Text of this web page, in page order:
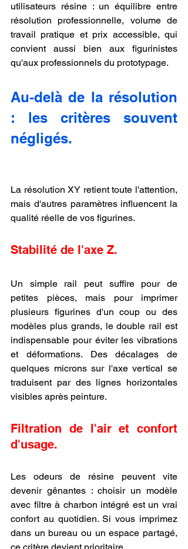
utilisateurs résine : un équilibre entre
résolution professionnelle, volume de
travail pratique et prix accessible, qui
convient aussi bien aux figurinistes
qu'aux professionnels du prototypage.
Au-delà de la résolution
: les critères souvent
négligés.
La résolution XY retient toute l'attention,
mais d'autres paramètres influencent la
qualité réelle de vos figurines.
Stabilité de l'axe Z.
Un simple rail peut suffire pour de
petites pièces, mais pour imprimer
plusieurs figurines d'un coup ou des
modèles plus grands, le double rail est
indispensable pour éviter les vibrations
et déformations. Des décalages de
quelques microns sur l'axe vertical se
traduisent par des lignes horizontales
visibles après peinture.
Filtration de l'air et confort
d'usage.
Les odeurs de résine peuvent vite
devenir gênantes : choisir un modèle
avec filtre à charbon intégré est un vrai
confort au quotidien. Si vous imprimez
dans un bureau ou un espace partagé,